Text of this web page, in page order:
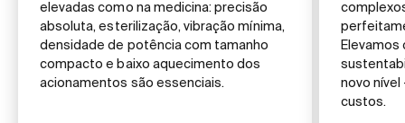
elevadas como na medicina: precisão
absoluta, esterilização, vibração mínima,
densidade de potência com tamanho
compacto e baixo aquecimento dos
acionamentos são essenciais.
Elevamos
novo
custos.